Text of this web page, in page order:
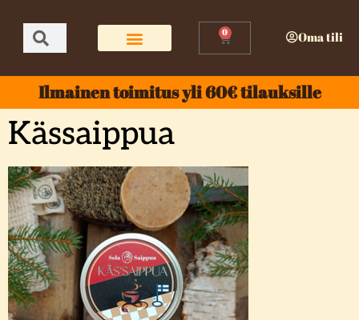
0 Oma tili
Ilmainen toimitus yli 60€ tilauksille
Kässaippua